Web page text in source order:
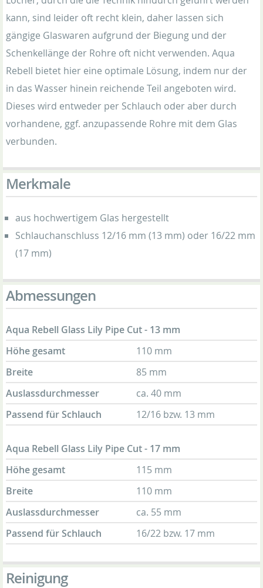
kann, sind leider oft recht klein, daher lassen sich
gängige Glaswaren aufgrund der Biegung und der
Schenkellänge der Rohre oft nicht verwenden. Aqua
Rebell bietet hier eine optimale Lösung, indem nur der
in das Wasser hinein reichende Teil angeboten wird.
Dieses wird entweder per Schlauch oder aber durch
vorhandene, ggf. anzupassende Rohre mit dem Glas
verbunden.
Merkmale
aus hochwertigem Glas hergestellt
Schlauchanschluss 12/16 mm (13 mm) oder 16/22 mm
(17 mm)
Abmessungen
Aqua Rebell Glass Lily Pipe Cut - 13 mm
Höhe gesamt
110 mm
Breite
85 mm
Auslassdurchmesser
ca. 40 mm
Passend für Schlauch
12/16 bzw. 13 mm
Aqua Rebell Glass Lily Pipe Cut - 17 mm
Höhe gesamt
115 mm
Breite
110 mm
Auslassdurchmesser
ca. 55 mm
Passend für Schlauch
16/22 bzw. 17 mm
Reinigung